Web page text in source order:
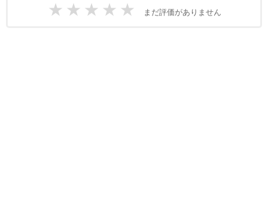
★ ★ ★ ★ ★ まだ評価がありません